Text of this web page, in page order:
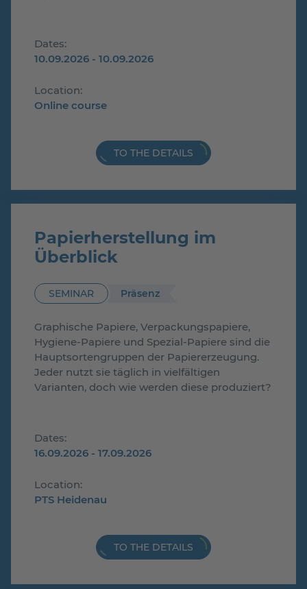
Dates:
10.09.2026 - 10.09.2026
Location:
Online course
TO THE DETAILS
Papierherstellung im
Überblick
SEMINAR Präsenz
Graphische Papiere, Verpackungspapiere,
Hygiene-Papiere und Spezial-Papiere sind die
Hauptsortengruppen der Papiererzeugung.
Jeder nutzt sie täglich in vielfältigen
Varianten, doch wie werden diese produziert?
Dates:
16.09.2026 - 17.09.2026
Location:
PTS Heidenau
TO THE DETAILS